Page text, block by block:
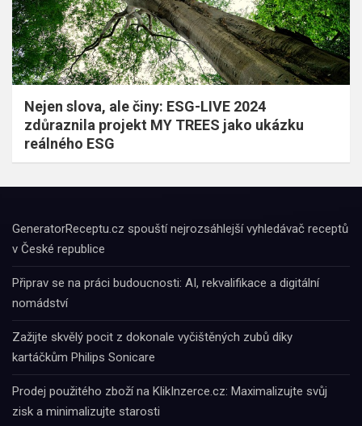
Nejen slova, ale činy: ESG-LIVE 2024
zdůraznila projekt MY TREES jako ukázku
reálného ESG
GeneratorReceptu.cz spouští nejrozsáhlejší vyhledávač receptů
v České republice
Připrav se na práci budoucnosti: AI, rekvalifikace a digitální
nomádství
Zažijte skvělý pocit z dokonale vyčištěných zubů díky
kartáčkům Philips Sonicare
Prodej použitého zboží na KlikInzerce.cz: Maximalizujte svůj
zisk a minimalizujte starosti